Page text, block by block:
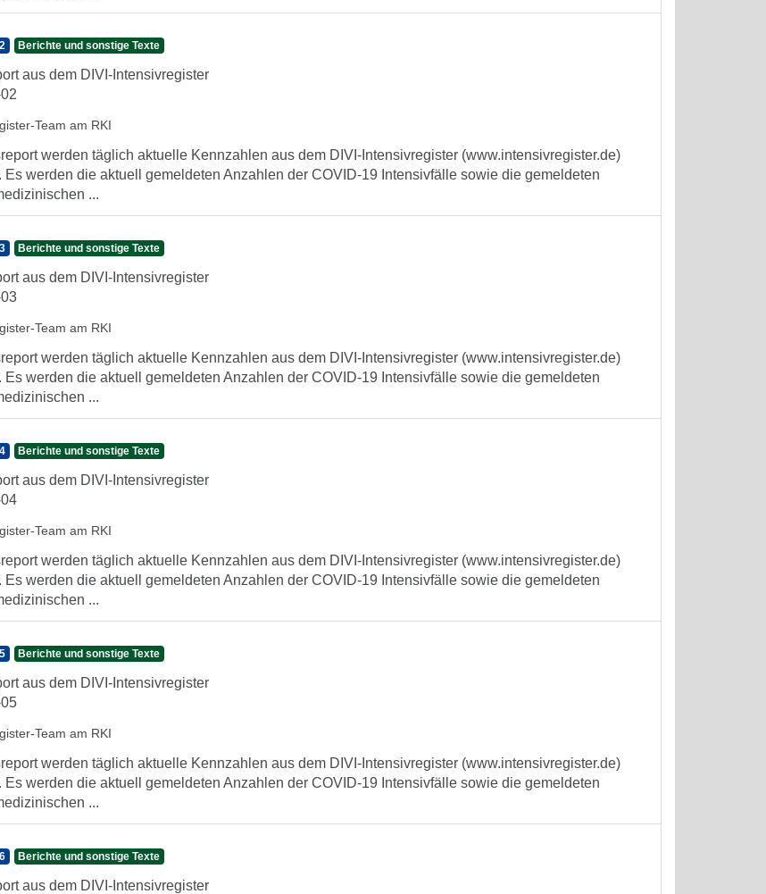
Berichte und sonstige Texte
aus dem DIVI-Intensivregister
Team am RKI
werden täglich aktuelle Kennzahlen aus dem DIVI-Intensivregister (www.intensivregister.de)
Es werden die aktuell gemeldeten Anzahlen der COVID-19 Intensivfälle sowie die gemeldeten
...
Berichte und sonstige Texte
aus dem DIVI-Intensivregister
Team am RKI
werden täglich aktuelle Kennzahlen aus dem DIVI-Intensivregister (www.intensivregister.de)
Es werden die aktuell gemeldeten Anzahlen der COVID-19 Intensivfälle sowie die gemeldeten
...
Berichte und sonstige Texte
aus dem DIVI-Intensivregister
Team am RKI
werden täglich aktuelle Kennzahlen aus dem DIVI-Intensivregister (www.intensivregister.de)
Es werden die aktuell gemeldeten Anzahlen der COVID-19 Intensivfälle sowie die gemeldeten
...
Berichte und sonstige Texte
aus dem DIVI-Intensivregister
Team am RKI
werden täglich aktuelle Kennzahlen aus dem DIVI-Intensivregister (www.intensivregister.de)
Es werden die aktuell gemeldeten Anzahlen der COVID-19 Intensivfälle sowie die gemeldeten
...
Berichte und sonstige Texte
aus dem DIVI-Intensivregister